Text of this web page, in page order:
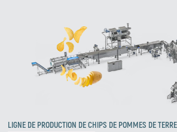
LIGNE DE PRODUCTION DE CHIPS DE POMMES DE